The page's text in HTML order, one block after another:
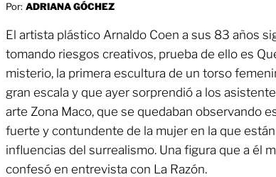
Por: ADRIANA GÓCHEZ
El artista plástico Arnaldo Coen a sus 83 años
tomando riesgos creativos, prueba de ello es
misterio, la primera escultura de un torso
gran escala y que ayer sorprendió a los
arte Zona Maco, que se quedaban observando
fuerte y contundente de la mujer en la que
influencias del surrealismo. Una figura que a él
confesó en entrevista con La Razón.